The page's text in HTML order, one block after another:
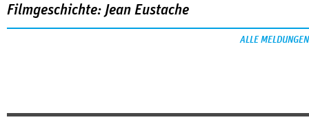
Filmgeschichte: Jean Eustache
ALLE MELDUNGEN